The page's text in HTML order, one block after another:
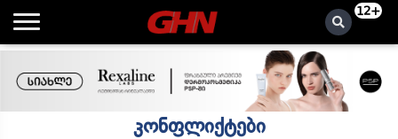
12+
კონფლიქტები